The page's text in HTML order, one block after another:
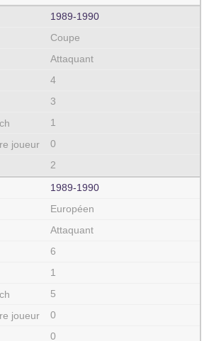
1989‑1990
Coupe
Attaquant
4
3
1
0
2
1989‑1990
Européen
Attaquant
6
1
5
0
0